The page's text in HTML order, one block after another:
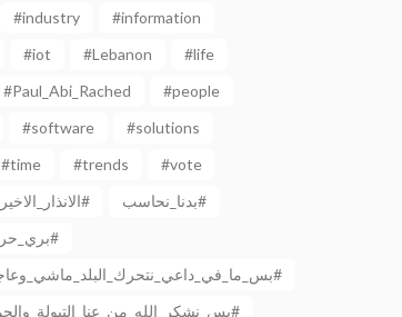
#industry
#information
#iot #Lebanon
#life
#Paul_Abi_Rached
#people
#software
#solutions
#time #trends
#vote
الانذار_الاخير#
بدنا_نحاسب#
بري_حريري_جنبلاط#
بس_ما_في_داعي_نتحرك_البلد_ماشي_وعاجقة_عفسوح#
بس_نشكر_الله_من_عنا_التبولة_والحمص_بطحينة#